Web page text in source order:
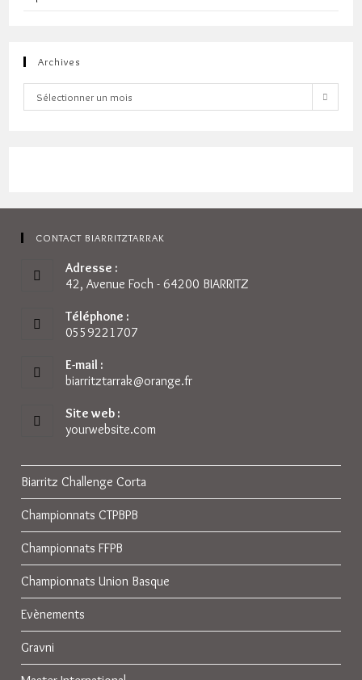
Archives
Archives
Sélectionner un mois
CONTACT BIARRITZTARRAK
Adresse :
42, Avenue Foch - 64200 BIARRITZ
Téléphone :
0559221707
E-mail :
biarritztarrak@orange.frS’ouvre
Site web :
yourwebsite.com
Biarritz Challenge Corta
Championnats CTPBPB
Championnats FFPB
Championnats Union Basque
Evènements
Gravni